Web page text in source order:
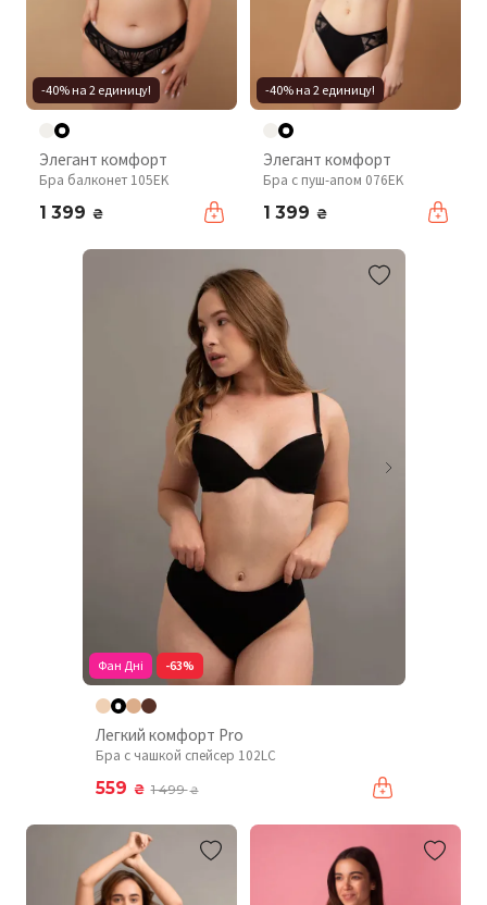
-40% на 2 единицу!
Элегант комфорт
Бра балконет 105EK
1 399 ₴
-40% на 2 единицу!
Элегант комфорт
Бра с пуш-апом 076EK
1 399 ₴
Фан Дні -63%
Легкий комфорт Pro
Бра с чашкой спейсер 102LC
559 ₴ 1 499₴